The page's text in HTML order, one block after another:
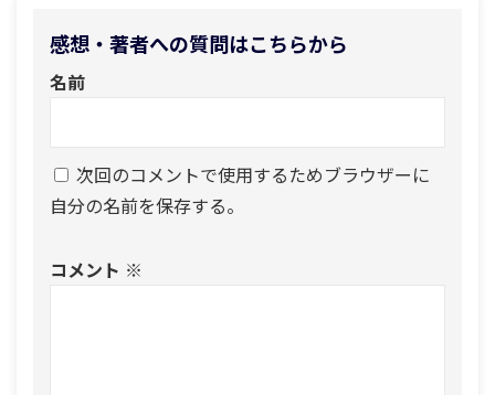
感想・著者への質問はこちらから
名前
次回のコメントで使用するためブラウザーに
自分の名前を保存する。
コメント ※